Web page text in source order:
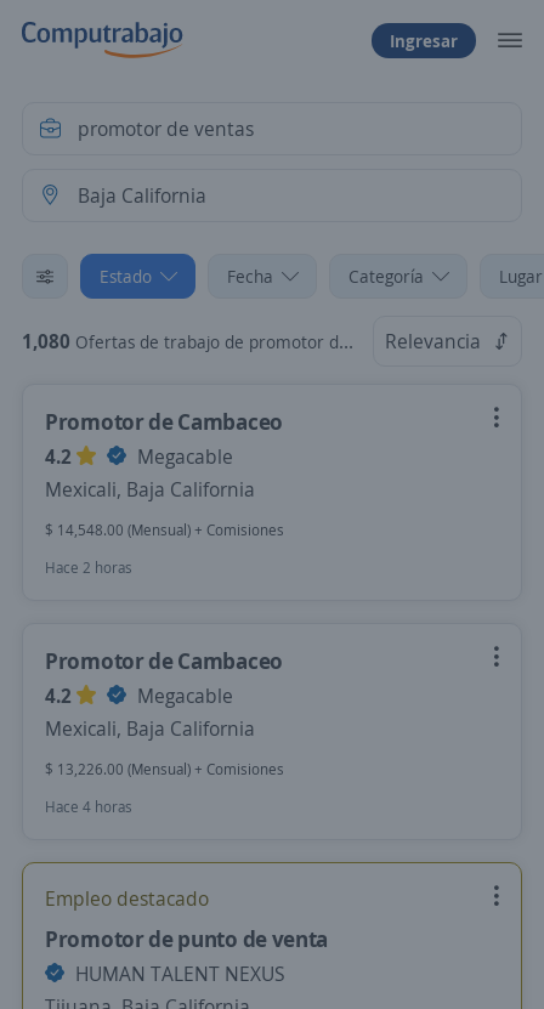
Ingresar
Estado Fecha Categoría
1,080 Ofertas de trabajo de promotor de ventas en Baja California Relevancia
Promotor de Cambaceo
4.2
Megacable
Mexicali, Baja California
$ 14,548.00 (Mensual) + Comisiones
Hace 2 horas
Promotor de Cambaceo
4.2
Megacable
Mexicali, Baja California
$ 13,226.00 (Mensual) + Comisiones
Hace 4 horas
Empleo destacado
Promotor de punto de venta
HUMAN TALENT NEXUS